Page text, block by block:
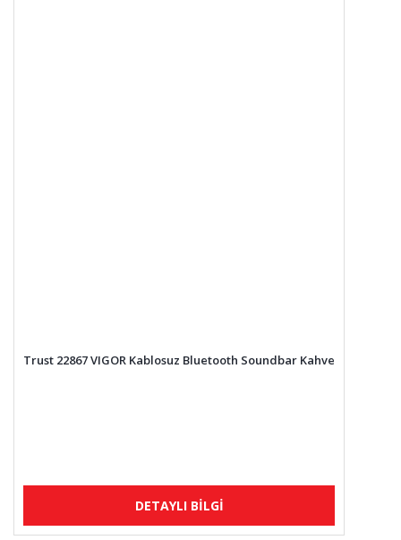
Trust 22867 VIGOR Kablosuz Bluetooth Soundbar Kahve
DETAYLI BİLGİ